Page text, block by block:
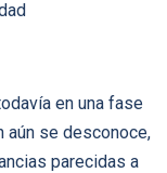
en una fase
aún se desconoce,
parecidas a